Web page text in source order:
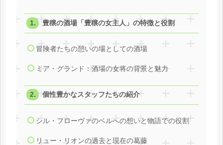
豊穣の酒場「豊穣の女主人」の特徴と役割
冒険者たちの憩いの場としての酒場
ミア・グランド：酒場の女将の背景と魅力
個性豊かなスタッフたちの紹介
シル・フローヴァのベルへの想いと物語での役割
リュー・リオンの過去と現在の葛藤